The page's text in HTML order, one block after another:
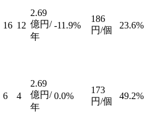
16 12
2.69
億円/
年
-11.9%
186
円/個
23.6%
6 4
2.69
億円/
年
0.0%
173
円/個
49.2%